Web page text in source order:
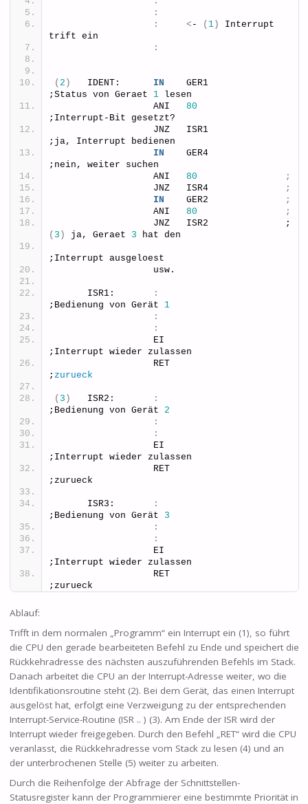
:
:
< - ( 1) Interrupt
trift ein
:
( 2 )
   IDENT:
IN
    GER1
;Status von Geraet 1 lesen
                  ANI
80
;Interrupt-Bit gesetzt?
                  JNZ   ISR1
;ja, Interrupt bedienen
IN
    GER4
;nein, weiter suchen
                  ANI
80
;
                  JNZ   ISR4
;
IN
    GER2
;
                  ANI
80
;
                  JNZ   ISR2              ;
( 3 ) ja, Geraet 3 hat den
;Interrupt ausgeloest
                  usw.
      ISR1:
:
;Bedienung von Gerät 1
:
:
                  EI
;Interrupt wieder zulassen
                  RET
; zurueck
( 3 )
   ISR2:
:
;Bedienung von Gerät 2
:
:
                  EI
;Interrupt wieder zulassen
                  RET
;zurueck
      ISR3:
:
;Bedienung von Gerät 3
:
:
                  EI
;Interrupt wieder zulassen
                  RET
;zurueck
Ablauf:
Trifft in dem normalen „Programm“ ein Interrupt ein (1), so führt
die CPU den gerade bearbeiteten Befehl zu Ende und speichert die
Rückkehradresse des nächsten auszuführenden Befehls im Stack.
Danach arbeitet die CPU an der Interrupt-Adresse weiter, wo die
Identifikationsroutine steht (2). Bei dem Gerät, das einen Interrupt
ausgelöst hat, erfolgt eine Verzweigung zu der entsprechenden
Interrupt-Service-Routine (ISR .. ) (3). Am Ende der ISR wird der
Interrupt wieder freigegeben. Durch den Befehl „RET“ wird die CPU
veranlasst, die Rückkehradresse vom Stack zu lesen (4) und an
der unterbrochenen Stelle (5) weiter zu arbeiten.
Durch die Reihenfolge der Abfrage der Schnittstellen-
Statusregister kann der Programmierer eine bestimmte Priorität in